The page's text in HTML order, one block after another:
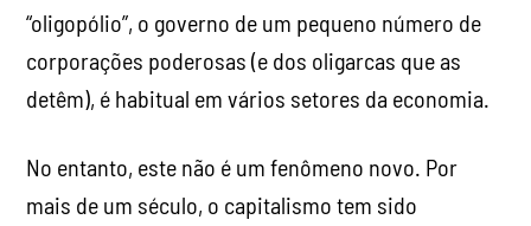
“oligopólio”, o governo de um pequeno número de
corporações poderosas (e dos oligarcas que as
detêm), é habitual em vários setores da economia.
No entanto, este não é um fenômeno novo. Por
mais de um século, o capitalismo tem sido